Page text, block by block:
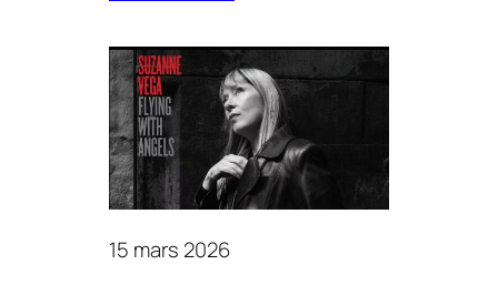
15 mars 2026